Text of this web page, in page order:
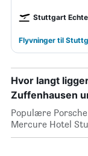
Stuttgart
Flyvninger til
Hvor langt
Zuffenhausen
Populære
Mercure Hotel